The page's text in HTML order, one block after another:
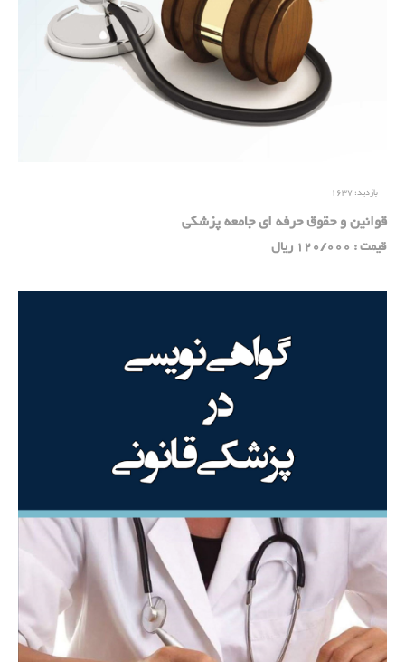
بازدید: 1637
قوانین و حقوق حرفه ای جامعه پزشکی
قیمت : 120/000 ریال